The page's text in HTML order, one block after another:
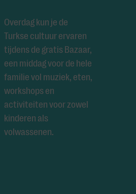
Overdag kun je de
Turkse cultuur ervaren
tijdens de gratis Bazaar,
een middag voor de hele
familie vol muziek, eten,
workshops en
activiteiten voor zowel
kinderen als
volwassenen.